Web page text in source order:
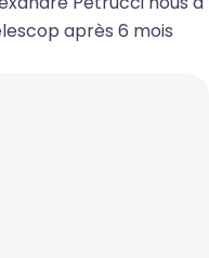
après 6 mois